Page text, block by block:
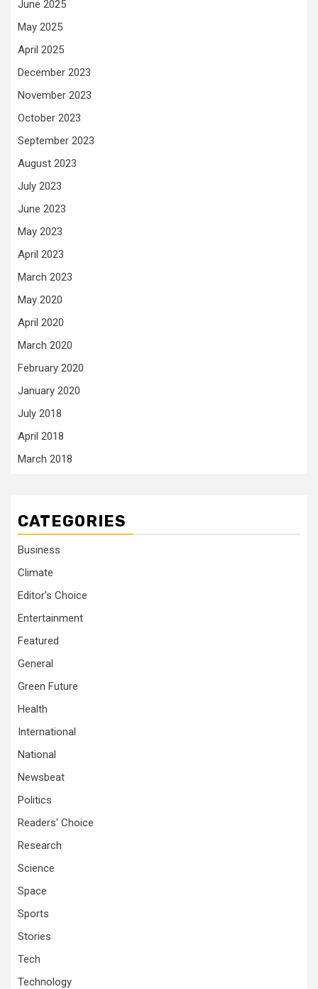
June 2025
May 2025
April 2025
December 2023
November 2023
October 2023
September 2023
August 2023
July 2023
June 2023
May 2023
April 2023
March 2023
May 2020
April 2020
March 2020
February 2020
January 2020
July 2018
April 2018
March 2018
CATEGORIES
Business
Climate
Editor's Choice
Entertainment
Featured
General
Green Future
Health
International
National
Newsbeat
Politics
Readers' Choice
Research
Science
Space
Sports
Stories
Tech
Technology